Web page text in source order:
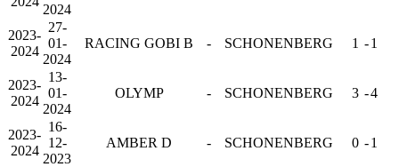
2024
2023-
2024
27-
01-
2024
RACING GOBI B - SCHONENBERG 1 -1
2023-
2024
13-
01-
2024
OLYMP - SCHONENBERG 3 -4
2023-
2024
16-
12-
2023
AMBER D - SCHONENBERG 0 -1